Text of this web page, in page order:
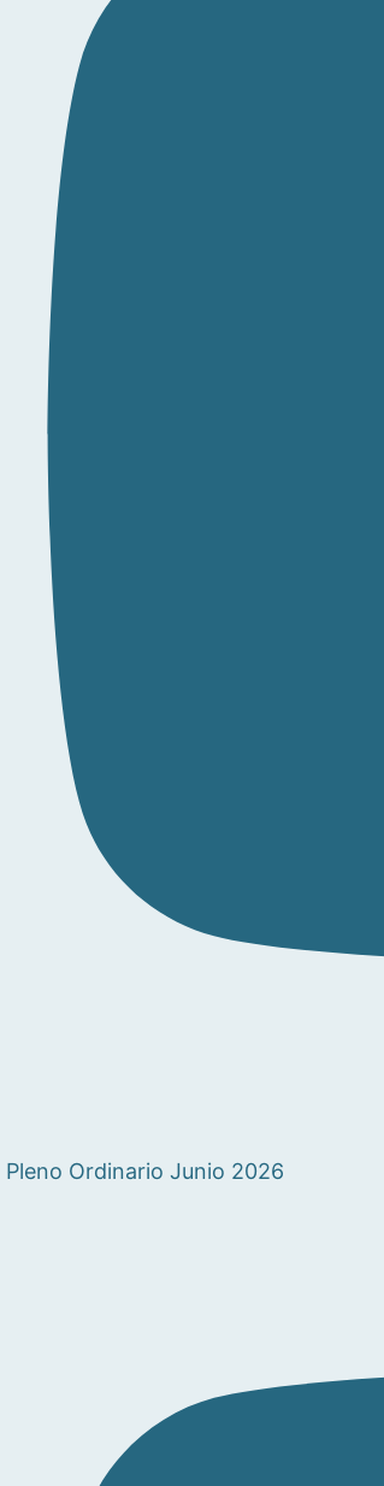
Pleno Ordinario Junio 2026